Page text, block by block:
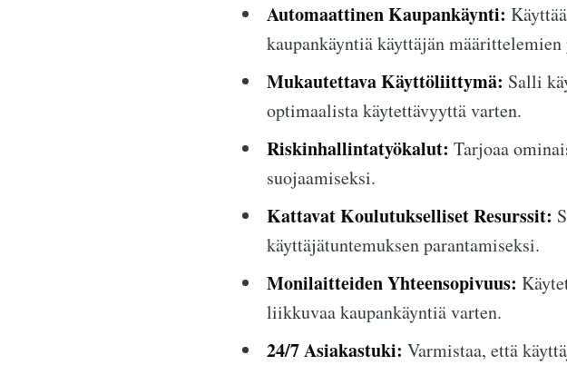
Automaattinen Kaupankäynti:
kaupankäyntiä käyttäjän
Mukautettava Käyttöliittymä: Salli
optimaalista käytettävyyttä varten.
Riskinhallintatyökalut: Tarjoaa
suojaamiseksi.
Kattavat Koulutukselliset Resurssit:
käyttäjätuntemuksen parantamiseksi.
Monilaitteiden Yhteensopivuus:
liikkuvaa kaupankäyntiä varten.
24/7 Asiakastuki: Varmistaa, että